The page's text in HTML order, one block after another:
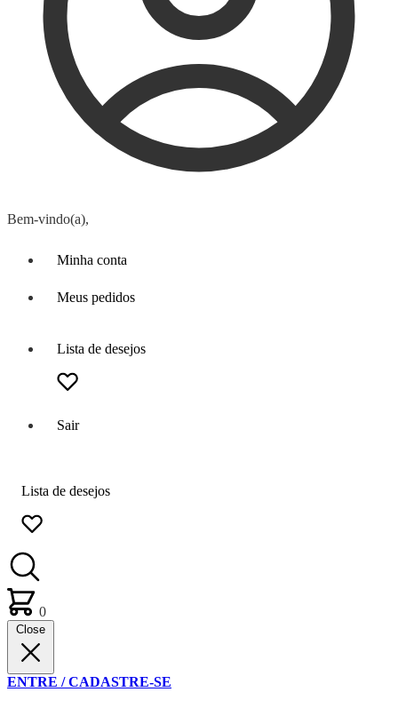
Bem-vindo(a),
Minha conta
Meus pedidos
Lista de desejos
Sair
Lista de desejos
0
Close
ENTRE / CADASTRE-SE